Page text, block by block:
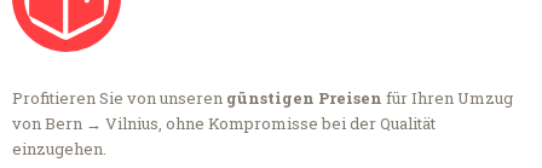
Profitieren Sie von unseren günstigen Preisen für Ihren Umzug
von Bern → Vilnius, ohne Kompromisse bei der Qualität
einzugehen.